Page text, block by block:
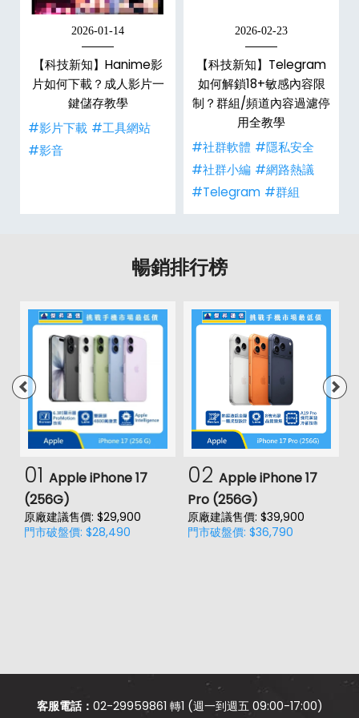
2026-01-14
【科技新知】Hanime影
片如何下載？成人影片一
鍵儲存教學
#影片下載 #工具網站
#影音
2026-02-23
【科技新知】Telegram
如何解鎖18+敏感內容限
制？群組/頻道內容過濾停
用全教學
#社群軟體 #隱私安全
#社群小編 #網路熱議
#Telegram #群組
暢銷排行榜
01 Apple iPhone 17
(256G)
原廠建議售價: $29,900
門市破盤價: $28,490
02 Apple iPhone 17
Pro (256G)
原廠建議售價: $39,900
門市破盤價: $36,790
客服電話： 02-29959861 轉1 (週一到週五 09:00-17:00)